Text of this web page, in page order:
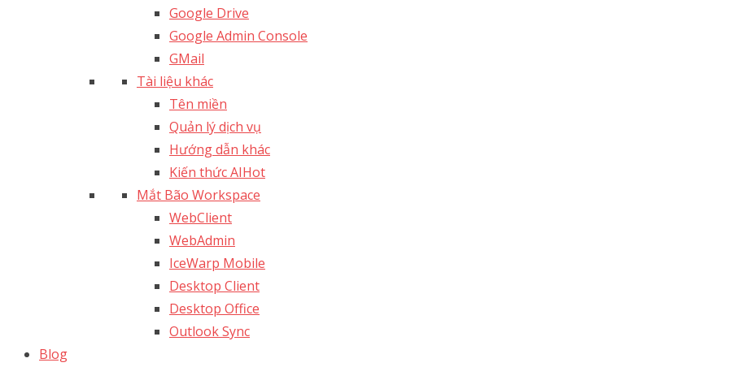
Google Drive
Google Admin Console
GMail
Tài liệu khác
Tên miền
Quản lý dịch vụ
Hướng dẫn khác
Kiến thức AIHot
Mắt Bão Workspace
WebClient
WebAdmin
IceWarp Mobile
Desktop Client
Desktop Office
Outlook Sync
Blog